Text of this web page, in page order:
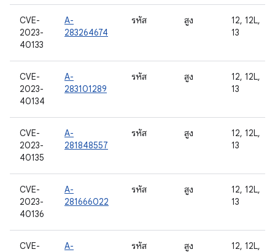
CVE-
2023-
40133
A-
283264674
รหัส สูง
12, 12L,
13
CVE-
2023-
40134
A-
283101289
รหัส สูง
12, 12L,
13
CVE-
2023-
40135
A-
281848557
รหัส สูง
12, 12L,
13
CVE-
2023-
40136
A-
281666022
รหัส สูง
12, 12L,
13
CVE-
A-
รหัส สูง
12, 12L,